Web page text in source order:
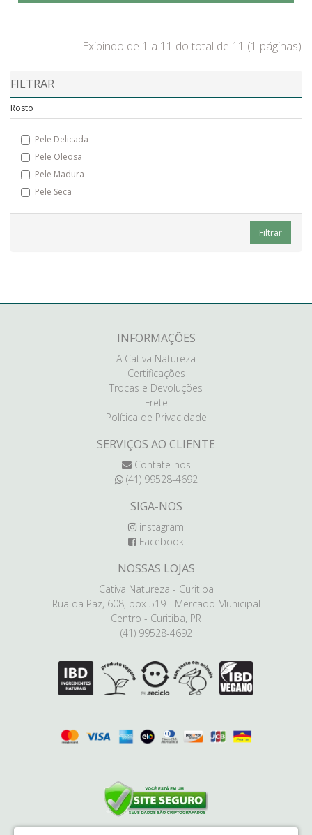
FILTRAR
Rosto
Pele Delicada
Pele Oleosa
Pele Madura
Pele Seca
Filtrar
Exibindo de 1 a 11 do total de 11 (1 páginas)
INFORMAÇÕES
A Cativa Natureza
Certificações
Trocas e Devoluções
Frete
Política de Privacidade
SERVIÇOS AO CLIENTE
Contate-nos
(41) 99528-4692
SIGA-NOS
instagram
Facebook
NOSSAS LOJAS
Cativa Natureza - Curitiba
Rua da Paz, 608, box 519 - Mercado Municipal
Centro - Curitiba, PR
(41) 99528-4692